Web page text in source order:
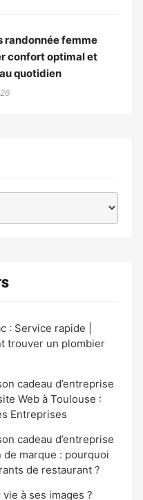
randonnée femme
confort optimal et
quotidien
: Service rapide |
trouver un plombier
cadeau d’entreprise
Web à Toulouse :
Entreprises
cadeau d’entreprise
de marque : pourquoi
de restaurant ?
à ses images ?